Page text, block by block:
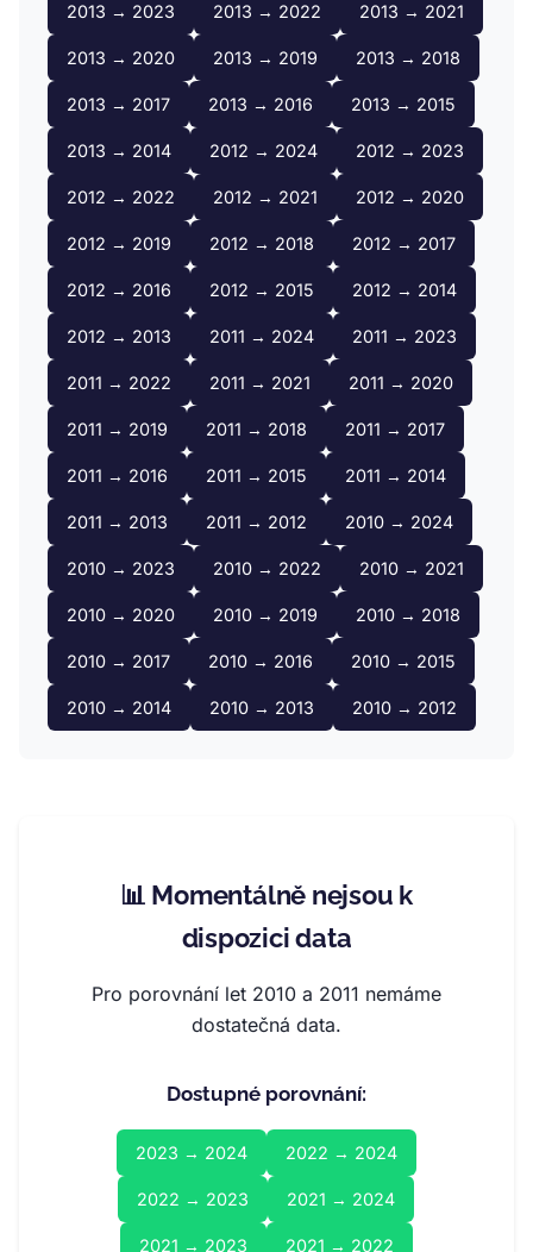
2013 → 2023 2013 → 2022 2013 → 2021
2013 → 2020 2013 → 2019 2013 → 2018
2013 → 2017 2013 → 2016 2013 → 2015
2013 → 2014 2012 → 2024 2012 → 2023
2012 → 2022 2012 → 2021 2012 → 2020
2012 → 2019 2012 → 2018 2012 → 2017
2012 → 2016 2012 → 2015 2012 → 2014
2012 → 2013 2011 → 2024 2011 → 2023
2011 → 2022 2011 → 2021 2011 → 2020
2011 → 2019 2011 → 2018 2011 → 2017
2011 → 2016 2011 → 2015 2011 → 2014
2011 → 2013 2011 → 2012 2010 → 2024
2010 → 2023 2010 → 2022 2010 → 2021
2010 → 2020 2010 → 2019 2010 → 2018
2010 → 2017 2010 → 2016 2010 → 2015
2010 → 2014 2010 → 2013 2010 → 2012
📊 Momentálně nejsou k
dispozici data
Pro porovnání let 2010 a 2011 nemáme
dostatečná data.
Dostupné porovnání:
2023 → 2024 2022 → 2024
2022 → 2023 2021 → 2024
2021 → 2023 2021 → 2022